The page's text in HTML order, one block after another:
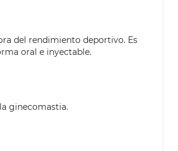
del rendimiento deportivo. Es
oral e inyectable.
ginecomastia.